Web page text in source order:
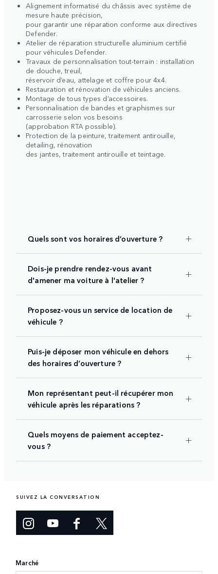
Alignement informatisé du châssis avec système de
mesure haute précision,
pour garantir une réparation conforme aux directives
Defender.
Atelier de réparation structurelle aluminium certifié
pour véhicules Defender.
Travaux de personnalisation tout-terrain : installation
de douche, treuil,
réservoir d’eau, attelage et coffre pour 4x4.
Restauration et rénovation de véhicules anciens.
Montage de tous types d’accessoires.
Personnalisation de bandes et graphismes sur
carrosserie selon vos besoins
(approbation RTA possible).
Protection de la peinture, traitement antirouille,
detailing, rénovation
des jantes, traitement antirouille et teintage.
Quels sont vos horaires d’ouverture ?
Dois-je prendre rendez-vous avant
d'amener ma voiture à l'atelier ?
Proposez-vous un service de location de
véhicule ?
Puis-je déposer mon véhicule en dehors
des horaires d’ouverture ?
Mon représentant peut-il récupérer mon
véhicule après les réparations ?
Quels moyens de paiement acceptez-
vous ?
SUIVEZ LA CONVERSATION
Marché